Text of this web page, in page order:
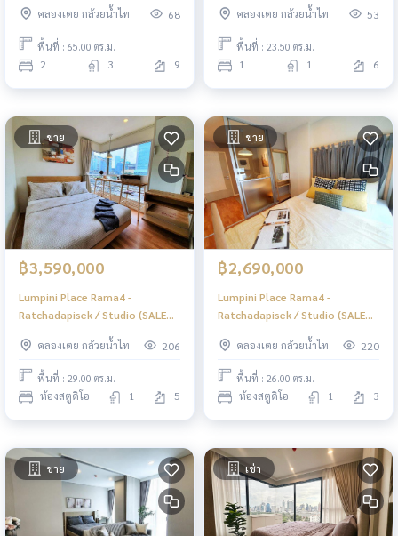
คลองเตย กล้วยน้ำไท
68
พื้นที่ : 65.00 ตร.ม.
2 3 9
พระราม 4 - รัชดาภิเษก / 1 ห้องนอน
(ขายพร้อมผู้เช่า) NES003
คลองเตย กล้วยน้ำไท 53
พื้นที่ : 23.50 ตร.ม.
1 1 6
ขาย
฿3,590,000
Lumpini Place Rama4 -
Ratchadapisek / Studio (SALE
WITH TENENT), ลุมพินี เพลส
พระราม4 - รัชดาภิเษก / ห้องสตูดิโอ
(ขายพร้อมผู้เช่า) BJ031
คลองเตย กล้วยน้ำไท 206
พื้นที่ : 29.00 ตร.ม.
ห้องสตูดิโอ 1 5
ขาย
฿2,690,000
Lumpini Place Rama4 -
Ratchadapisek / Studio (SALE
WITH TENENT), ลุมพินี เพลส
พระราม4 - รัชดาภิเษก / ห้องสตูดิโอ
(ขายพร้อมผู้เช่า) BJ030
คลองเตย กล้วยน้ำไท 220
พื้นที่ : 26.00 ตร.ม.
ห้องสตูดิโอ 1 3
ขาย เช่า